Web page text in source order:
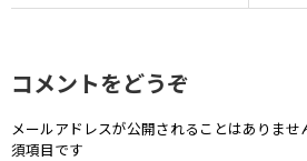
コメントをどうぞ
メールアドレスが公開されることはありませ
須項目です